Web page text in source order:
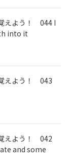
えよう！ 044 I
into it
えよう！ 043
えよう！ 042
and some